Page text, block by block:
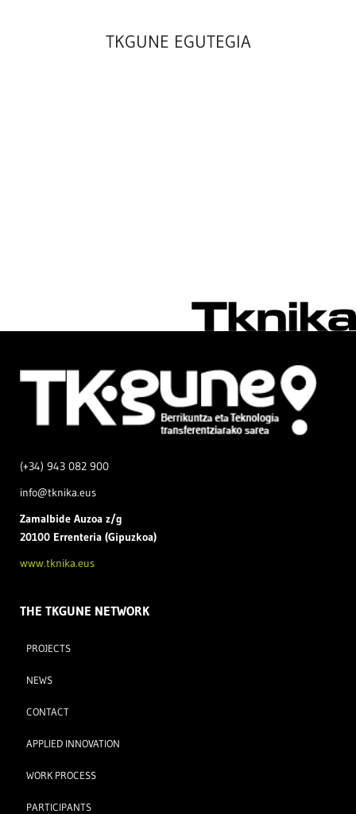
TKGUNE EGUTEGIA
(+34) 943 082 900
info@tknika.eus
Zamalbide Auzoa z/g
20100 Errenteria (Gipuzkoa)
www.tknika.eus
THE TKGUNE NETWORK
PROJECTS
NEWS
CONTACT
APPLIED INNOVATION
WORK PROCESS
PARTICIPANTS